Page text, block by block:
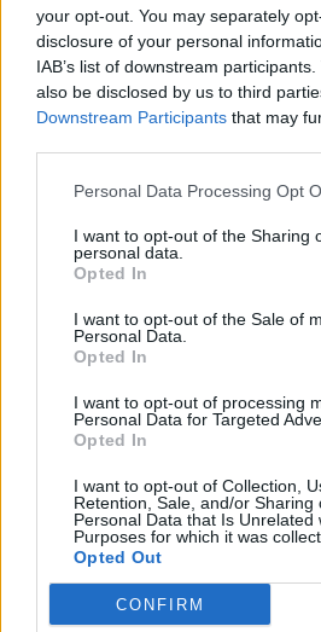
your opt-out. You may separately
disclosure of your personal
IAB’s list of downstream
also be disclosed by us to third
Downstream Participants that may
Personal Data Processing Opt
I want to opt-out of the Sharing
personal data.
Opted In
I want to opt-out of the Sale of
Personal Data.
Opted In
I want to opt-out of processing
Personal Data for Targeted
Opted In
I want to opt-out of Collection,
Retention, Sale, and/or Sharing
Personal Data that Is Unrelated
Purposes for which it was
Opted Out
CONFIRM
Staran luetuimmat
1
UUTISET
Leskeneläke ei
Kela muistuttaa
ikärajasta